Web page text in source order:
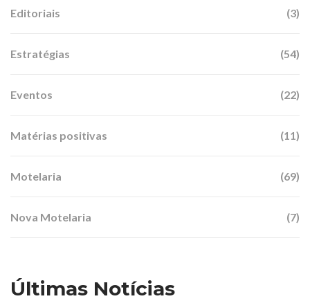
Editoriais (3)
Estratégias (54)
Eventos (22)
Matérias positivas (11)
Motelaria (69)
Nova Motelaria (7)
Últimas Notícias